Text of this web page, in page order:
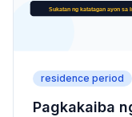
residence period
Pagkakaiba